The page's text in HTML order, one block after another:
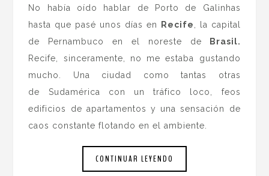
No había oído hablar de Porto de Galinhas
hasta que pasé unos días en
Recife, la capital
de Pernambuco en el noreste de Brasil.
Recife, sinceramente, no me estaba gustando
mucho. Una ciudad como tantas otras
de Sudamérica con un tráfico loco, feos
edificios de apartamentos y una sensación de
caos constante flotando en el ambiente.
CONTINUAR LEYENDO